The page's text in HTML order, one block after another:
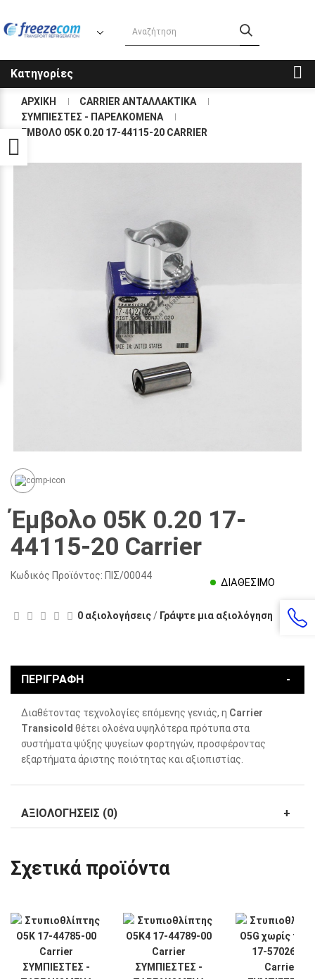
Κατηγορίες
ΑΡΧΙΚΗ
CARRIER ΑΝΤΑΛΛΑΚΤΙΚΑ
ΣΥΜΠΙΕΣΤΕΣ - ΠΑΡΕΛΚΟΜΕΝΑ
ΕΜΒΟΛΟ 05Κ 0.20 17-44115-20 CARRIER
Έμβολο 05Κ 0.20 17-
44115-20 Carrier
Κωδικός Προϊόντος: ΠΙΣ/00044
ΔΙΑΘΕΣΙΜΟ
0 αξιολογήσεις/ Γράψτε μια αξιολόγηση
ΠΕΡΙΓΡΑΦΗ
Διαθέτοντας τεχνολογίες επόμενης γενιάς, η Carrier
Transicold θέτει ολοένα υψηλότερα πρότυπα στα
συστήματα ψύξης ψυγείων φορτηγών, προσφέροντας
εξαρτήματα άριστης ποιότητας και αξιοπιστίας.
ΑΞΙΟΛΟΓΗΣΕΙΣ (0)
Σχετικά προϊόντα
Προσβασιμότητα